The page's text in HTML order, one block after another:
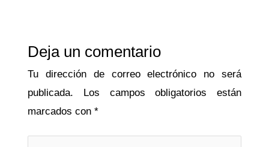
Deja un comentario
Tu dirección de correo electrónico no será
publicada.
Los campos obligatorios están
marcados con *